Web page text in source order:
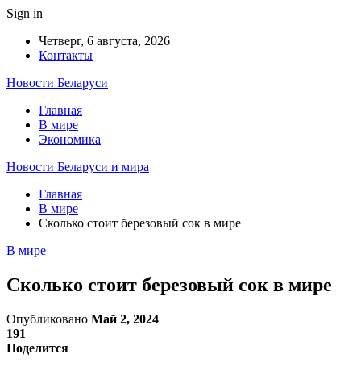
Sign in
Четверг, 6 августа, 2026
Контакты
Новости Беларуси
Главная
В мире
Экономика
Новости Беларуси и мира
Главная
В мире
Сколько стоит березовый сок в мире
В мире
Сколько стоит березовый сок в мире
Опубликовано Май 2, 2024
191
Поделится